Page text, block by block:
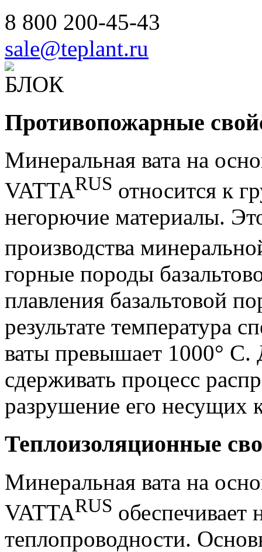
8 800 200-45-43
sale@teplant.ru
Противопожарные
Минеральная вата на
VATTARUS относится к
негорючие материалы.
производства
горные породы
плавления базальтовой
результате температура
ваты превышает 1000° C.
сдерживать процесс
разрушение его несущих
Теплоизоляционные
Минеральная вата на
VATTARUS обеспечивает
теплопроводности.